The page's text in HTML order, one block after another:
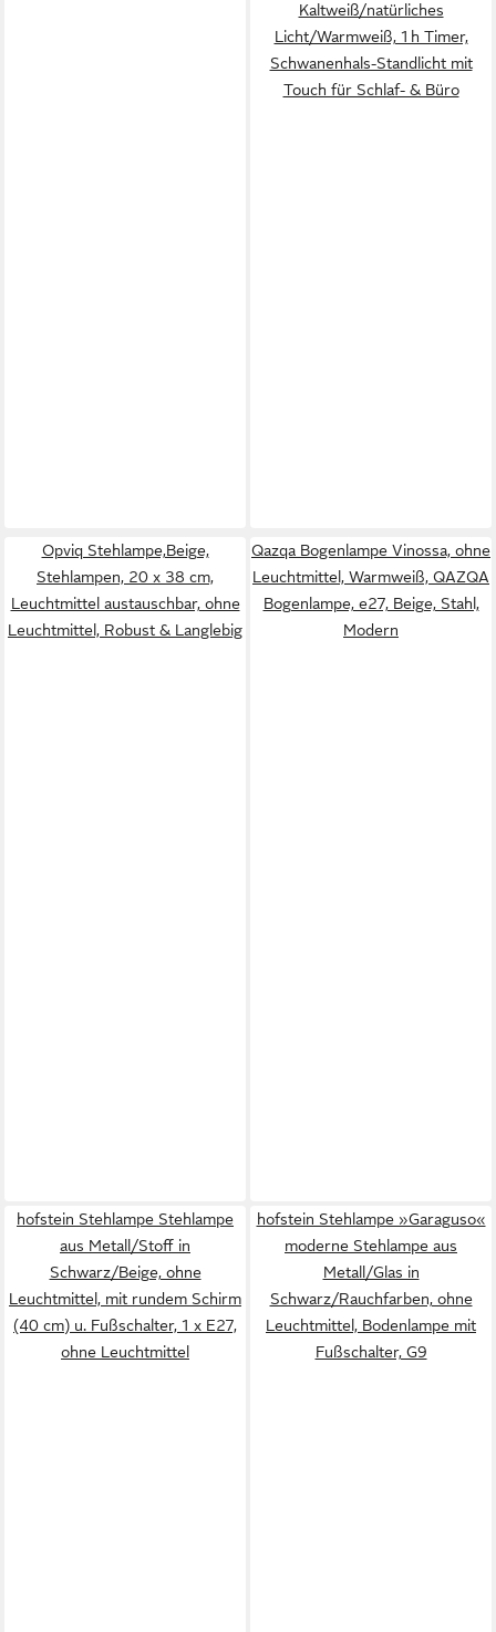
Kaltweiß/natürliches
Licht/Warmweiß, 1 h Timer,
Schwanenhals-Standlicht mit
Touch für Schlaf- & Büro
Opviq Stehlampe,Beige,
Stehlampen, 20 x 38 cm,
Leuchtmittel austauschbar, ohne
Leuchtmittel, Robust & Langlebig
Qazqa Bogenlampe Vinossa, ohne
Leuchtmittel, Warmweiß, QAZQA
Bogen­lampe, e27, Beige, Stahl,
Modern
hofstein Stehlampe Stehlampe
aus Metall/Stoff in
Schwarz/Beige, ohne
Leuchtmittel, mit rundem Schirm
(40 cm) u. Fußschalter, 1 x E27,
ohne Leuchtmittel
hofstein Stehlampe »Garaguso«
moderne Stehlampe aus
Metall/Glas in
Schwarz/Rauchfarben, ohne
Leuchtmittel, Bodenlampe mit
Fußschalter, G9